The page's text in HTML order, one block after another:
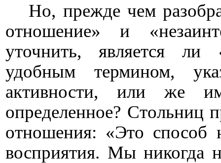
Но, прежде чем
отношение» и
уточнить, является ли
удобным термином,
активности, или же
определенное? Стольниц
отношения: «Это способ
восприятия. Мы никогда